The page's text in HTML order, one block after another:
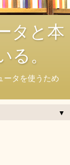
タと本
。
ータを使うため
▼